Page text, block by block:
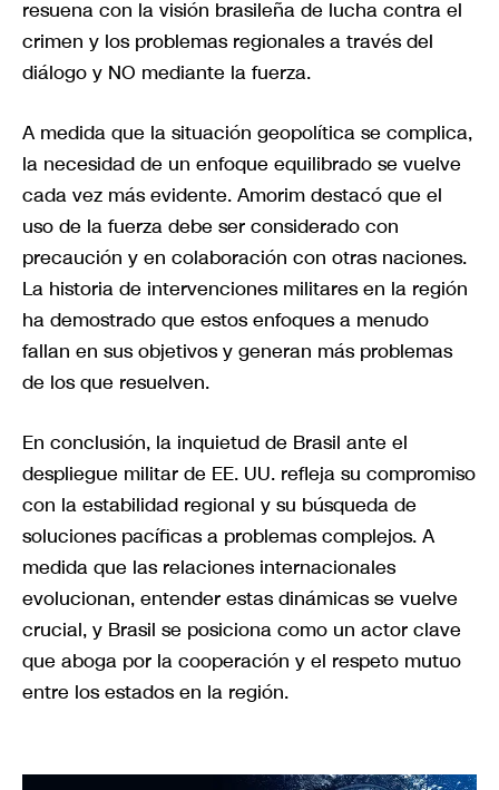
resuena con la visión brasileña de lucha contra el
crimen y los problemas regionales a través del
diálogo y NO mediante la fuerza.
A medida que la situación geopolítica se complica,
la necesidad de un enfoque equilibrado se vuelve
cada vez más evidente. Amorim destacó que el
uso de la fuerza debe ser considerado con
precaución y en colaboración con otras naciones.
La historia de intervenciones militares en la región
ha demostrado que estos enfoques a menudo
fallan en sus objetivos y generan más problemas
de los que resuelven.
En conclusión, la inquietud de Brasil ante el
despliegue militar de EE. UU. refleja su compromiso
con la estabilidad regional y su búsqueda de
soluciones pacíficas a problemas complejos. A
medida que las relaciones internacionales
evolucionan, entender estas dinámicas se vuelve
crucial, y Brasil se posiciona como un actor clave
que aboga por la cooperación y el respeto mutuo
entre los estados en la región.